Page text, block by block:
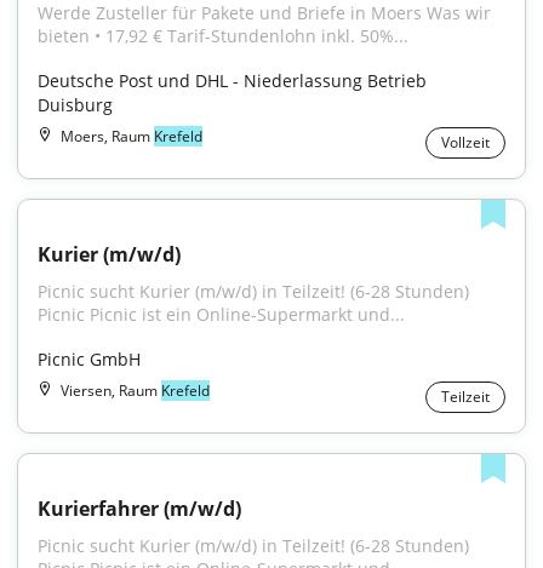
Werde Zusteller für Pakete und Briefe in Moers Was wir
bieten • 17,92 € Tarif-Stundenlohn inkl. 50%...
Deutsche Post und DHL - Niederlassung Betrieb
Duisburg
Moers, Raum Krefeld Vollzeit
Kurier (m/w/d)
Picnic sucht Kurier (m/w/d) in Teilzeit! (6-28 Stunden)
Picnic Picnic ist ein Online-Supermarkt und...
Picnic GmbH
Viersen, Raum Krefeld Teilzeit
Kurierfahrer (m/w/d)
Picnic sucht Kurier (m/w/d) in Teilzeit! (6-28 Stunden)